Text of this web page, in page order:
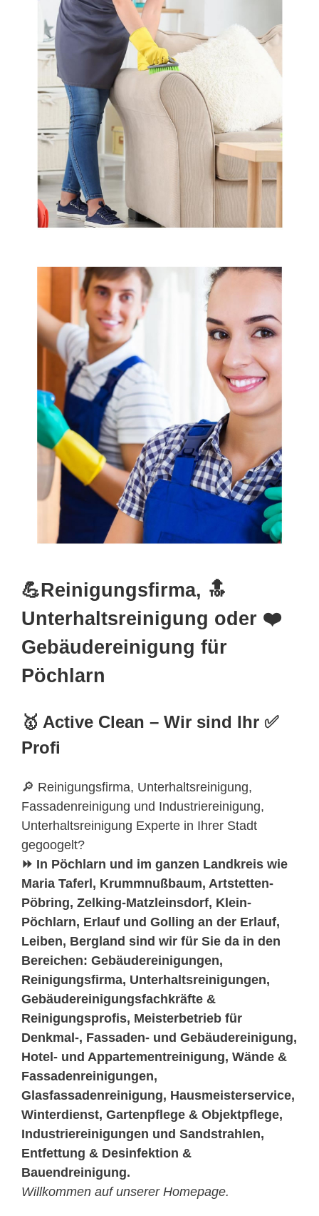
💪Reinigungsfirma, 🔝
Unterhaltsreinigung oder ❤️
Gebäudereinigung für
Pöchlarn
🥇 Active Clean – Wir sind Ihr ✅
Profi
🔎 Reinigungsfirma, Unterhaltsreinigung,
Fassadenreinigung und Industriereinigung,
Unterhaltsreinigung Experte in Ihrer Stadt
gegoogelt?
⏩ In Pöchlarn und im ganzen Landkreis wie
Maria Taferl, Krummnußbaum, Artstetten-
Pöbring, Zelking-Matzleinsdorf, Klein-
Pöchlarn, Erlauf und Golling an der Erlauf,
Leiben, Bergland sind wir für Sie da in den
Bereichen: Gebäudereinigungen,
Reinigungsfirma, Unterhaltsreinigungen,
Gebäudereinigungsfachkräfte &
Reinigungsprofis, Meisterbetrieb für
Denkmal-, Fassaden- und Gebäudereinigung,
Hotel- und Appartementreinigung, Wände &
Fassadenreinigungen,
Glasfassadenreinigung, Hausmeisterservice,
Winterdienst, Gartenpflege & Objektpflege,
Industriereinigungen und Sandstrahlen,
Entfettung & Desinfektion &
Bauendreinigung.
Willkommen auf unserer Homepage.